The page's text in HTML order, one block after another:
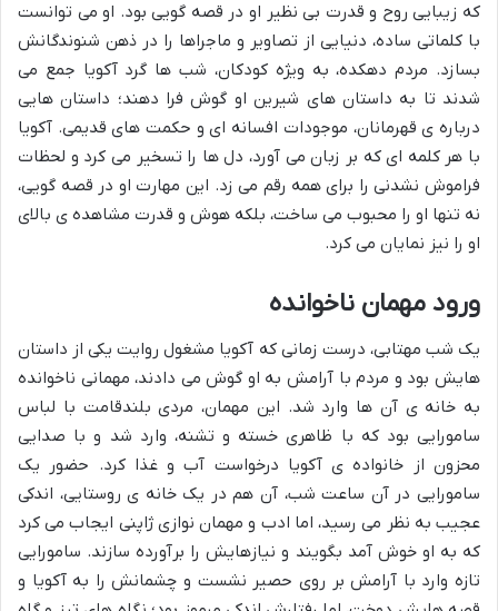
که زیبایی روح و قدرت بی نظیر او در قصه گویی بود. او می توانست
با کلماتی ساده، دنیایی از تصاویر و ماجراها را در ذهن شنوندگانش
بسازد. مردم دهکده، به ویژه کودکان، شب ها گرد آکویا جمع می
شدند تا به داستان های شیرین او گوش فرا دهند؛ داستان هایی
درباره ی قهرمانان، موجودات افسانه ای و حکمت های قدیمی. آکویا
با هر کلمه ای که بر زبان می آورد، دل ها را تسخیر می کرد و لحظات
فراموش نشدنی را برای همه رقم می زد. این مهارت او در قصه گویی،
نه تنها او را محبوب می ساخت، بلکه هوش و قدرت مشاهده ی بالای
او را نیز نمایان می کرد.
ورود مهمان ناخوانده
یک شب مهتابی، درست زمانی که آکویا مشغول روایت یکی از داستان
هایش بود و مردم با آرامش به او گوش می دادند، مهمانی ناخوانده
به خانه ی آن ها وارد شد. این مهمان، مردی بلندقامت با لباس
سامورایی بود که با ظاهری خسته و تشنه، وارد شد و با صدایی
محزون از خانواده ی آکویا درخواست آب و غذا کرد. حضور یک
سامورایی در آن ساعت شب، آن هم در یک خانه ی روستایی، اندکی
عجیب به نظر می رسید، اما ادب و مهمان نوازی ژاپنی ایجاب می کرد
که به او خوش آمد بگویند و نیازهایش را برآورده سازند. سامورایی
تازه وارد با آرامش بر روی حصیر نشست و چشمانش را به آکویا و